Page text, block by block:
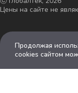
Цены на сайте не
Продолжая
cookies сайтом